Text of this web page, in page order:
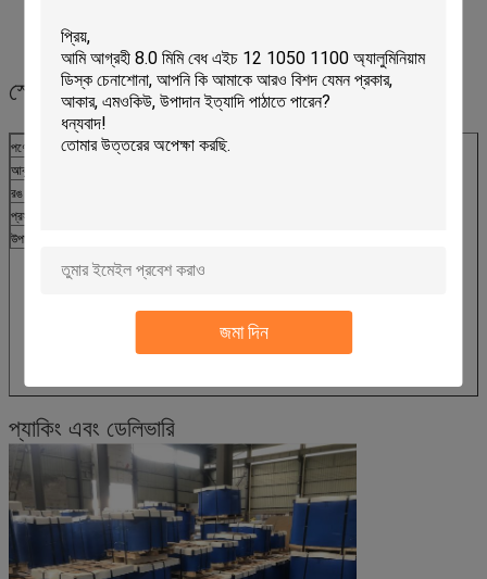
জমা দিন
স্পেসিফিকেশন
পণ্যের নাম
অ্যালুমিনিয়াম শীট বৃত্ত
আকৃতি
রঙ
প্রস্থ
উপাদান
প্যাকিং এবং ডেলিভারি